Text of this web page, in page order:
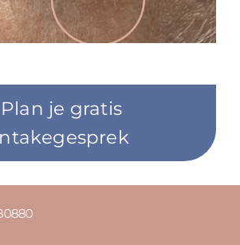
Plan je gratis